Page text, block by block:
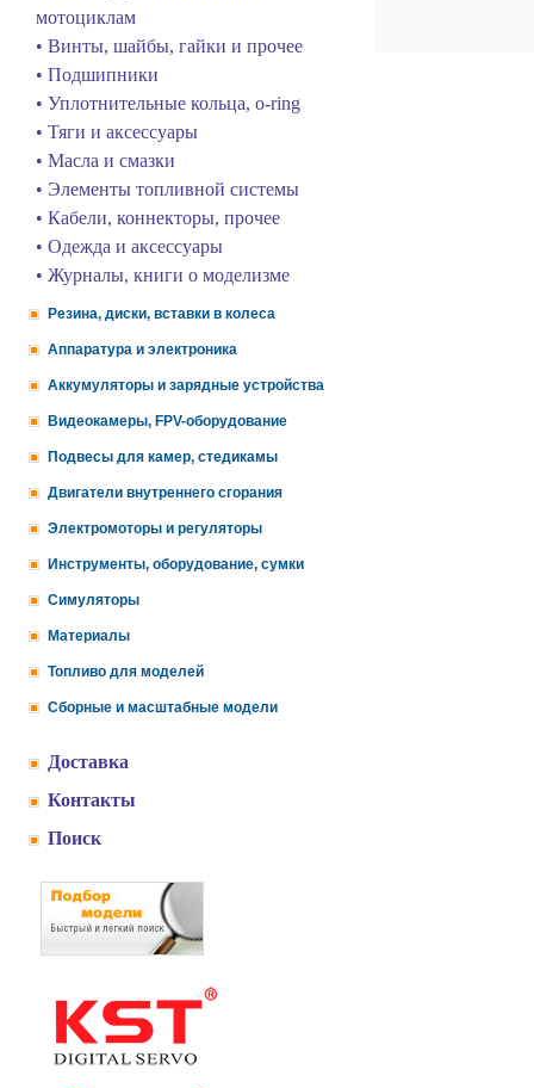
мотоциклам
• Винты, шайбы, гайки и прочее
• Подшипники
• Уплотнительные кольца, o-ring
• Тяги и аксессуары
• Масла и смазки
• Элементы топливной системы
• Кабели, коннекторы, прочее
• Одежда и аксессуары
• Журналы, книги о моделизме
Резина, диски, вставки в колеса
Аппаратура и электроника
Аккумуляторы и зарядные устройства
Видеокамеры, FPV-оборудование
Подвесы для камер, стедикамы
Двигатели внутреннего сгорания
Электромоторы и регуляторы
Инструменты, оборудование, сумки
Симуляторы
Материалы
Топливо для моделей
Сборные и масштабные модели
Доставка
Контакты
Поиск